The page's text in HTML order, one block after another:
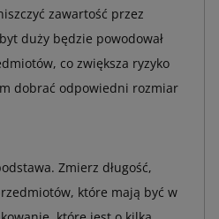
zawartość przez
duży będzie powodował
co zwiększa ryzyko
dobrać odpowiedni rozmiar
Zmierz długość,
które mają być w